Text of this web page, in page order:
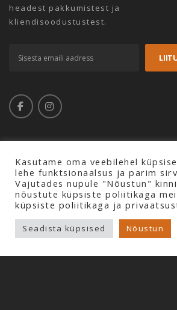
headest pakkumistest ja
kliendisoodustustest.
Copyright © 2026 Profline AS. Kõik
Kasutame oma veebilehel
lehe funktsionaalsus ja parim
Vajutades nupule "Nõustun"
nõustute küpsiste poliitikaga
küpsiste poliitikaga ja
Seadista küpsised Nõustun